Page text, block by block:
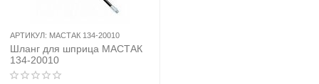
АРТИКУЛ: МАСТАК 134-20010
Шланг для шприца МАСТАК
134-20010